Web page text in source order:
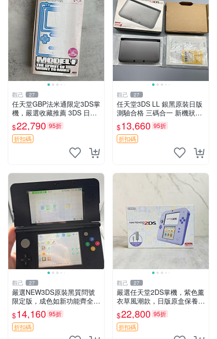
觀己 27
任天堂GBP法米通限定3DS掌
機，嚴選收藏推薦 3DS 日版
法米通 任天堂 GBP
$22,790 95折
折扣碼
觀己 27
任天堂3DS LL 銀黑原裝日版
測驗合格 三碼合一 新機狀態
完美螢幕 薄膜保護 配套齊備
3DSLL 日版 系統完好 薄膜貼
膜 保用配件
$13,660 95折
折扣碼
觀己 27
嚴選NEW3DS原裝黑質問號
限定版，成色如新功能齊全無
損 NEW3DS 黑質 問號限定
版 功能完
$14,160 95折
折扣碼
觀己 27
嚴選任天堂2DS掌機，紫色薰
衣草風潮款，日版原盒保養。
3DS手遊娛樂新體驗。 2DS
掌機 日版 游玩 便攜式
$22,800 95折
折扣碼